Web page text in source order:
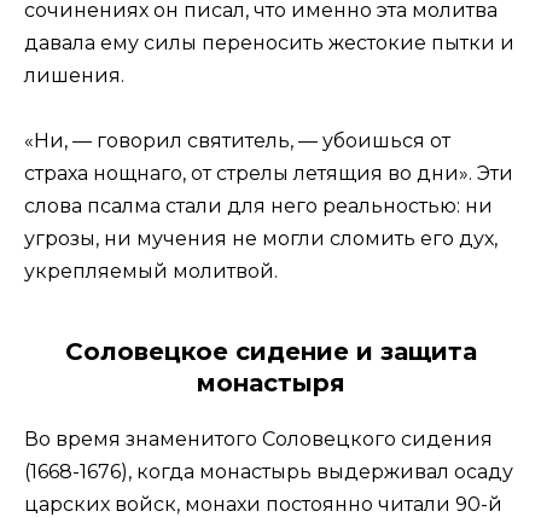
сочинениях он писал, что именно эта молитва
давала ему силы переносить жестокие пытки и
лишения.
«Ни, — говорил святитель, — убоишься от
страха нощнаго, от стрелы летящия во дни». Эти
слова псалма стали для него реальностью: ни
угрозы, ни мучения не могли сломить его дух,
укрепляемый молитвой.
Соловецкое сидение и защита
монастыря
Во время знаменитого Соловецкого сидения
(1668-1676), когда монастырь выдерживал осаду
царских войск, монахи постоянно читали 90-й